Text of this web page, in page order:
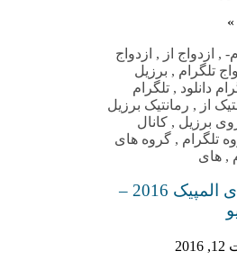
-
, ازدواج از , ازدواج
تلگرام , برزیل
دانلود , تلگرام
از , رمانتیک برزیل
برزیل , کانال
تلگرام , گروه های
, های
تلگرام های المپیک 2016 –